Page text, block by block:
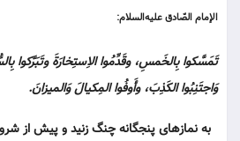
الإمام الصّادق عليه‌السلام:
تَمَسَّكوا بِالخَمسِ، وقَدِّمُوا الاِستِخارَةَ وتَبَرَّكوا
وَاجتَنِبُوا الكَذِبَ، وأَوفُوا المِكيالَ وَالميزانَ.
به نمازهاى پنجگانه چنگ زنيد و پيش از